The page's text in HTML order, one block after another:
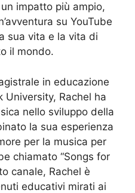
impatto più ampio,
su YouTube
sua vita e la vita di
il mondo.
in educazione
University, Rachel ha
nello sviluppo della
la sua esperienza
per la musica per
chiamato “Songs for
canale, Rachel è
educativi mirati ai